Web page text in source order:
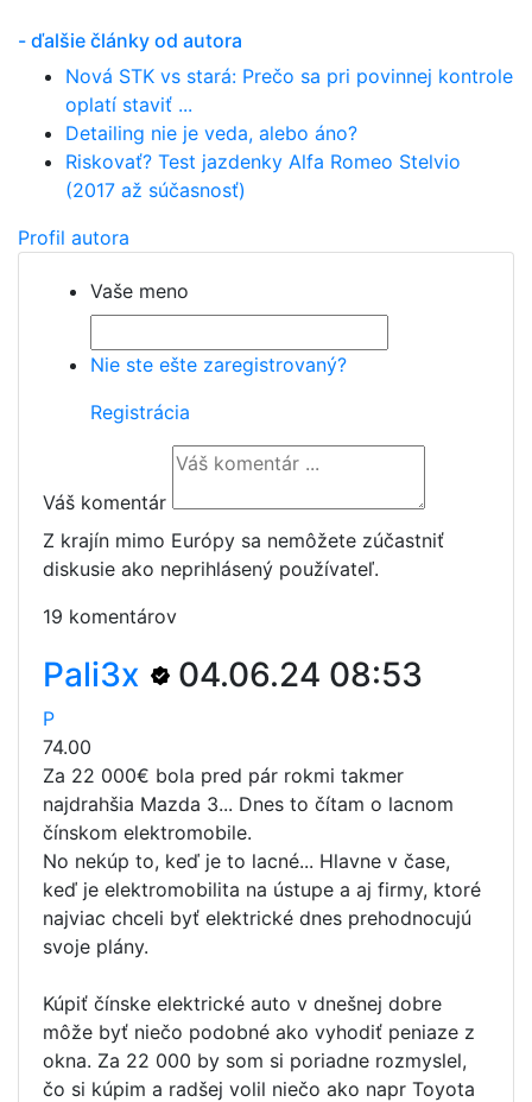
- ďalšie články od autora
Nová STK vs stará: Prečo sa pri povinnej kontrole
oplatí staviť ...
Detailing nie je veda, alebo áno?
Riskovať? Test jazdenky Alfa Romeo Stelvio
(2017 až súčasnosť)
Profil autora
Vaše meno
Nie ste ešte zaregistrovaný?
Registrácia
Váš komentár
Z krajín mimo Európy sa nemôžete zúčastniť
diskusie ako neprihlásený používateľ.
19 komentárov
Pali3x 04.06.24 08:53
P
74.00
Za 22 000€ bola pred pár rokmi takmer
najdrahšia Mazda 3... Dnes to čítam o lacnom
čínskom elektromobile.
No nekúp to, keď je to lacné... Hlavne v čase,
keď je elektromobilita na ústupe a aj firmy, ktoré
najviac chceli byť elektrické dnes prehodnocujú
svoje plány.
Kúpiť čínske elektrické auto v dnešnej dobre
môže byť niečo podobné ako vyhodiť peniaze z
okna. Za 22 000 by som si poriadne rozmyslel,
čo si kúpim a radšej volil niečo ako napr Toyota